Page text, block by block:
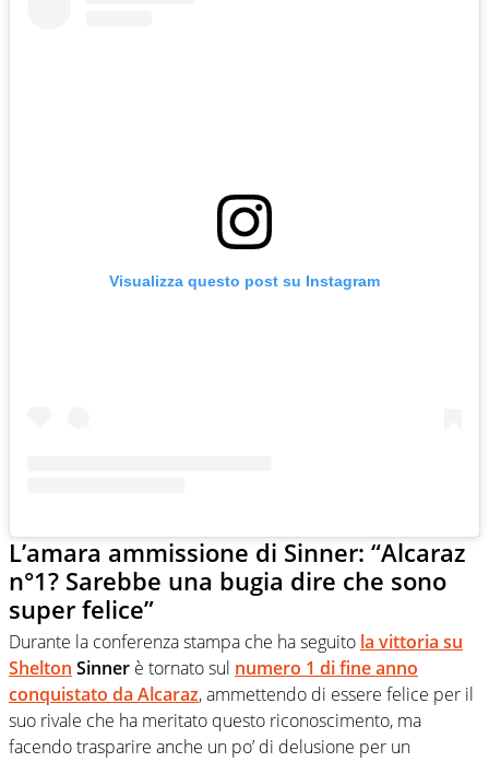
Visualizza questo post su Instagram
L’amara ammissione di Sinner: “Alcaraz
n°1? Sarebbe una bugia dire che sono
super felice”
Durante la conferenza stampa che ha seguito la vittoria su
Shelton Sinner è tornato sul numero 1 di fine anno
conquistato da Alcaraz, ammettendo di essere felice per il
suo rivale che ha meritato questo riconoscimento, ma
facendo trasparire anche un po’ di delusione per un